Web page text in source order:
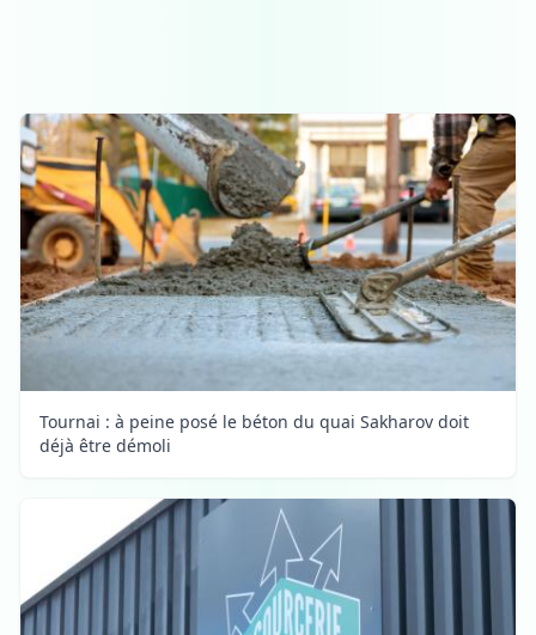
Tournai : à peine posé le béton du quai Sakharov doit
déjà être démoli